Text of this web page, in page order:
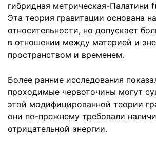
гибридная метрическая-Палатини
Эта теория гравитации основана
относительности, но допускает
в отношении между материей и
пространством и временем.
Более ранние исследования
проходимые червоточины могут
этой модифицированной теории
они по-прежнему требовали
отрицательной энергии.